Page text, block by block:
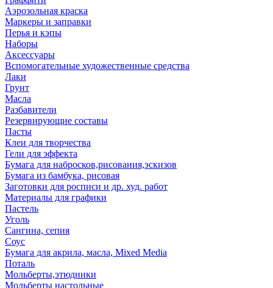
Аэрозольная краска
Маркеры и заправки
Перья и кэпы
Наборы
Аксессуары
Вспомогательные художественные средства
Лаки
Грунт
Масла
Разбавители
Резервирующие составы
Пасты
Клеи для творчества
Гели для эффекта
Бумага для набросков,рисования,эскизов
Бумага из бамбука, рисовая
Заготовки для росписи и др. худ. работ
Материалы для графики
Пастель
Уголь
Сангина, сепия
Соус
Бумага для акрила, масла, Mixed Media
Поталь
Мольберты,этюдники
Мольберты настольные